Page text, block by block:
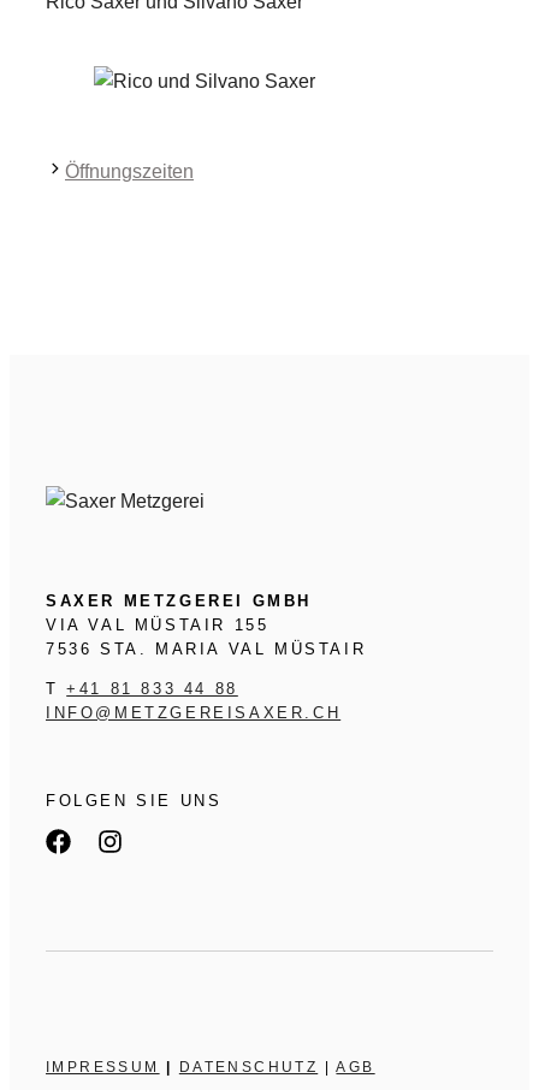
Öffnungszeiten
SAXER METZGEREI GMBH
VIA VAL MÜSTAIR 155
7536 STA. MARIA VAL MÜSTAIR
T+41 81 833 44 88
INFO@METZGEREISAXER.CH
FOLGEN SIE UNS
IMPRESSUM | DATENSCHUTZ |AGB